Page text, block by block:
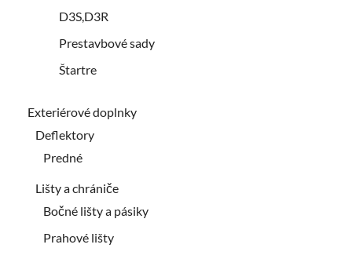
D3S,D3R
Prestavbové sady
Štartre
Exteriérové doplnky
Deflektory
Predné
Lišty a chrániče
Bočné lišty a pásiky
Prahové lišty